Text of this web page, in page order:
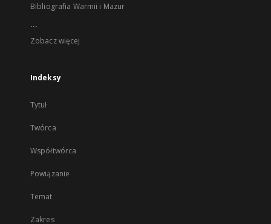
Bibliografia Warmii i Mazur
...
Zobacz więcej
Indeksy
Tytuł
Twórca
Współtwórca
Powiązanie
Temat
Zakres